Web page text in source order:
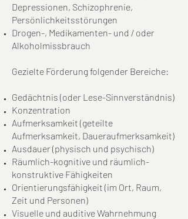
Depressionen, Schizophrenie,
Persönlichkeitsstörungen
Drogen-, Medikamenten- und / oder
Alkoholmissbrauch
Gezielte Förderung folgender Bereiche:
Gedächtnis (oder Lese-Sinnverständnis)
Konzentration
Aufmerksamkeit (geteilte
Aufmerksamkeit, Daueraufmerksamkeit)
Ausdauer (physisch und psychisch)
Räumlich-kognitive und räumlich-
konstruktive Fähigkeiten
Orientierungsfähigkeit (im Ort, Raum,
Zeit und Personen)
Visuelle und auditive Wahrnehmung